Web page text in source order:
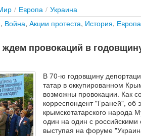
/ Европа / Украина
, Война, Акции протеста, История, Европа
провокаций в
В 70-ю годовщину
татар в оккупированном
возможны провокации. Как
корреспондент "Граней",
крымскотатарского народа
один на один с
выступая на форуме